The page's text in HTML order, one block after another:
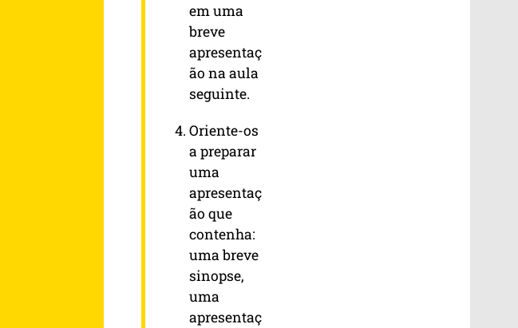
em uma
breve
apresentaç
ão na aula
seguinte.
Oriente-os
a preparar
uma
apresentaç
ão que
contenha:
uma breve
sinopse,
uma
apresentaç